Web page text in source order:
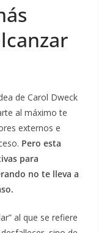
de Carol Dweck
al máximo te
externos e
Pero esta
para
no te lleva a
al que se refiere